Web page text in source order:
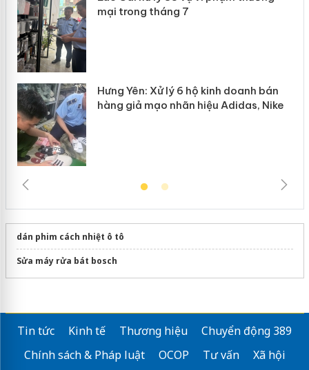
mại trong tháng 7
Hưng Yên: Xử lý 6 hộ kinh doanh bán
hàng giả mạo nhãn hiệu Adidas, Nike
dán phim cách nhiệt ô tô
Sửa máy rửa bát bosch
Tin tức Kinh tế Thương hiệu
Chuyển động 389
Chính sách & Pháp luật
OCOP Tư vấn
Xã hội